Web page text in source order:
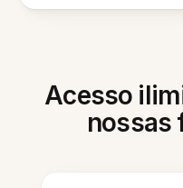
Acesso
nossas